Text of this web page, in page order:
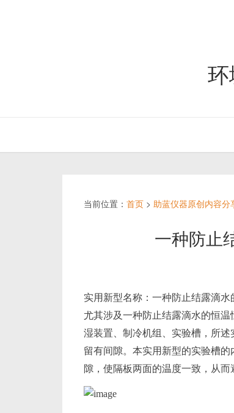
当前位置： 首页 > 助蓝仪器原创内容分
一种防止
实用新型名称：一种防止结露滴水
尤其涉及一种防止结露滴水的恒温
湿装置、制冷机组、实验槽，所
留有间隙。本实用新型的实验槽
隙，使隔板两面的温度一致，从而